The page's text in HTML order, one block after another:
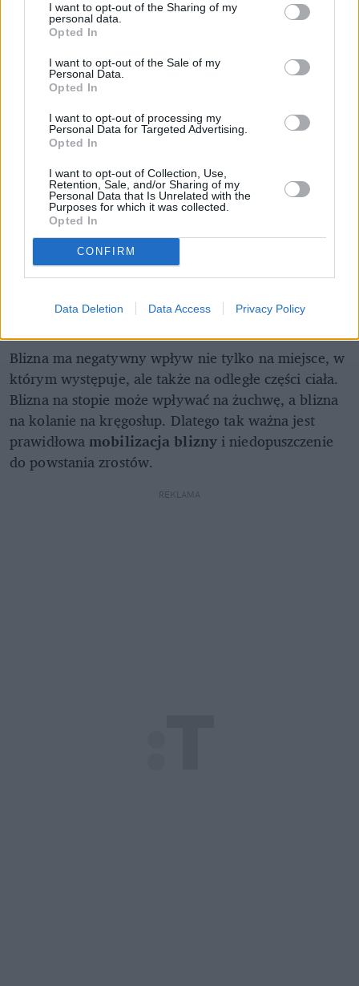
I want to opt-out of the Sharing of my
personal data.
Opted In
I want to opt-out of the Sale of my
Personal Data.
Opted In
I want to opt-out of processing my
Personal Data for Targeted Advertising.
Opted In
I want to opt-out of Collection, Use,
Retention, Sale, and/or Sharing of my
Personal Data that Is Unrelated with the
Purposes for which it was collected.
Opted In
CONFIRM
Data Deletion Data Access Privacy Policy
Zdrowie
Życie osób ze stomią nie jest lekkie.
Jak wygląda i czy przysługuje im
renta?
Jak zapobiegać powstawaniu
zrostów? Na czym polega
mobilizacja blizny?
Blizna ma negatywny wpływ nie tylko na miejsce, w
którym występuje, ale także na odległe części ciała.
Blizna na stopie może wpływać na żuchwę, a blizna
na kolanie na kręgosłup. Dlatego tak ważna jest
prawidłowamobilizacja bliznyi niedopuszczenie
do powstania zrostów.
REKLAMA